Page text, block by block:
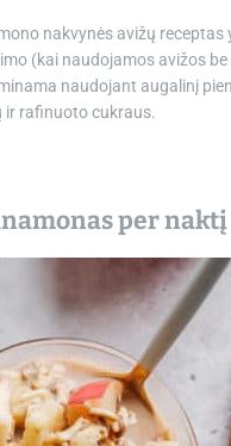
nakvynės avižų receptas
(kai naudojamos avižos
naudojant augalinį
ir rafinuoto cukraus.
per naktį